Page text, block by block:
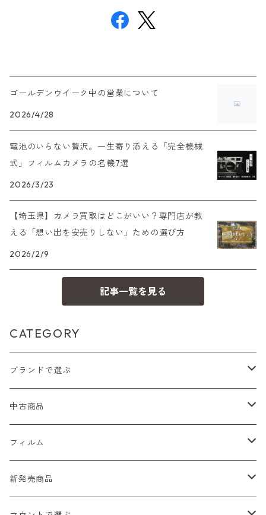
ゴールデンウイーク中の営業について
2026/4/28
電池のいらない贅沢。一生寄り添える「完全機械
式」フィルムカメラの名機7選
2026/3/23
【埼玉県】カメラ買取はどこがいい？専門店が教
える「想い出を安売りしない」ための選び方
2026/2/9
記事一覧を見る
CATEGORY
ブランドで選ぶ
Nikon（ニコン）
Sシリーズ
Fシリーズ（一桁＋F100）
Canon（キヤノン）
レンジファインダー（7、P）
PENTAX（ペンタックス）
SL、SP
中古商品
フィルムカメラ
一眼レフカメラ（マニュアルフォーカス）
一眼レフカメラ（オートフォーカス）
デジタルカメラ
一眼カメラ
フィルム
レンズ付きフィルム
新発売商品